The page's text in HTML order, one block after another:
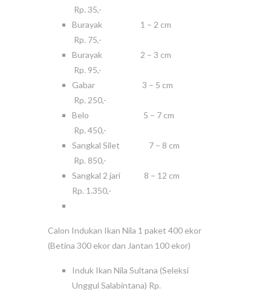
Rp. 35,-
Burayak 1 – 2 cm
Rp. 75,-
Burayak 2 – 3 cm
Rp. 95,-
Gabar 3 – 5 cm
Rp. 250,-
Belo 5 – 7 cm
Rp. 450,-
Sangkal Silet 7 – 8 cm
Rp. 850,-
Sangkal 2 jari 8 – 12 cm
Rp. 1.350,-
Calon Indukan Ikan Nila 1 paket 400 ekor
(Betina 300 ekor dan Jantan 100 ekor)
Induk Ikan Nila Sultana (Seleksi
Unggul Salabintana) Rp.